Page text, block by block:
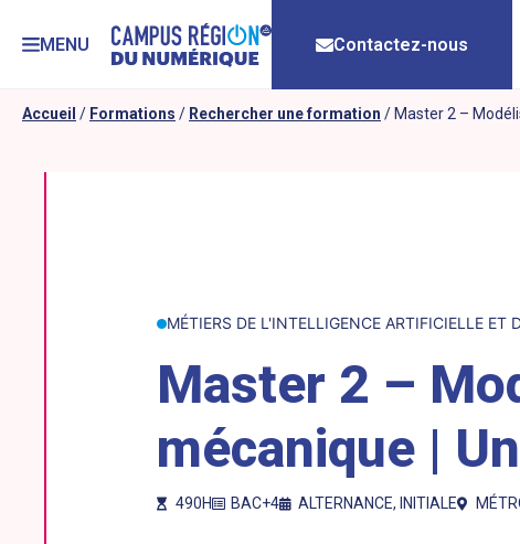
MENU Contactez-nous
Accueil / Formations / Rechercher une formation / Master 2 –
MÉTIERS DE L'INTELLIGENCE ARTIFICIELLE ET
Master 2 –
mécanique |
490H BAC+4 ALTERNANCE, INITIALE